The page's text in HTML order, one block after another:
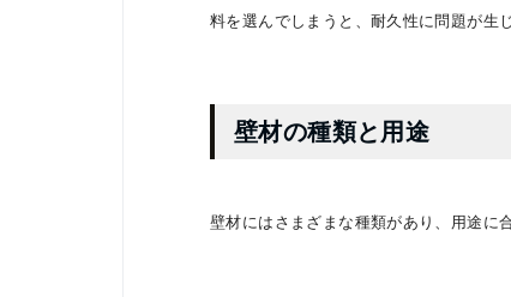
料を選んでしまうと、耐久性に問題が生
壁材の種類と用途
壁材にはさまざまな種類があり、用途に